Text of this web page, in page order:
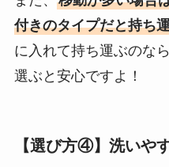
付きのタイプだと持ち
に入れて持ち運ぶのな
選ぶと安心ですよ！
【選び方④】洗いや